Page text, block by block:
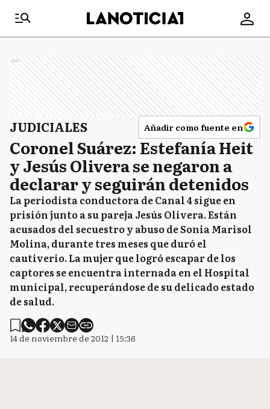
Ads
JUDICIALES Añadir como fuente en
Coronel Suárez: Estefanía Heit
y Jesús Olivera se negaron a
declarar y seguirán detenidos
La periodista conductora de Canal 4 sigue en
prisión junto a su pareja Jesús Olivera. Están
acusados del secuestro y abuso de Sonia Marisol
Molina, durante tres meses que duró el
cautiverio. La mujer que logró escapar de los
captores se encuentra internada en el Hospital
municipal, recuperándose de su delicado estado
de salud.
14 de noviembre de 2012 | 15:36